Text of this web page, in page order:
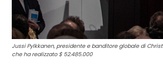
Jussi Pylkkanen, presidente e banditore globale di
che ha realizzato $ 52.485.000